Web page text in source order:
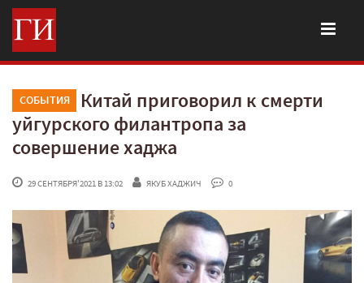
СОБЫТИЯ
Китай приговорил к смерти
уйгурского филантропа за
совершение хаджа
29 СЕНТЯБРЯ'2021 В 13:02 ЯКУБ ХАДЖИЧ 0